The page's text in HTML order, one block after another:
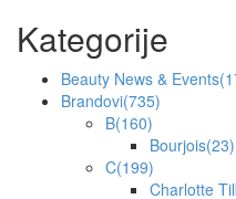
Kategorije
Beauty News & Events
Brandovi(735)
B(160)
Bourjois(23)
C(199)
Charlotte